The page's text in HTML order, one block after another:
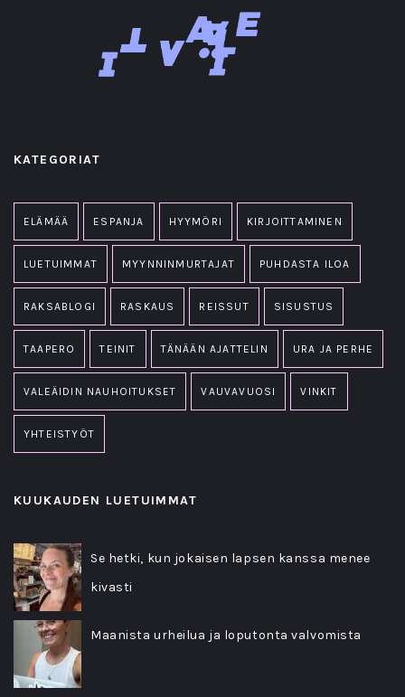
KATEGORIAT
ELÄMÄÄ ESPANJA HYYMÖRI KIRJOITTAMINEN
LUETUIMMAT MYYNNINMURTAJAT PUHDASTA ILOA
RAKSABLOGI RASKAUS REISSUT SISUSTUS
TAAPERO TEINIT TÄNÄÄN AJATTELIN URA JA PERHE
VALEÄIDIN NAUHOITUKSET VAUVAVUOSI VINKIT
YHTEISTYÖT
KUUKAUDEN LUETUIMMAT
Se hetki, kun jokaisen lapsen kanssa menee
kivasti
Maanista urheilua ja loputonta valvomista